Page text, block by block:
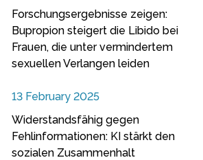
Forschungsergebnisse zeigen:
Bupropion steigert die Libido bei
Frauen, die unter vermindertem
sexuellen Verlangen leiden
13 February 2025
Widerstandsfähig gegen
Fehlinformationen: KI stärkt den
sozialen Zusammenhalt